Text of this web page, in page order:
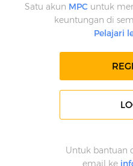
Satu akun MPC untuk
keuntungan di
Pelajari
Untuk bantuan
email ke